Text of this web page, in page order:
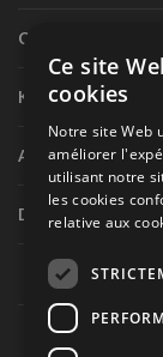
Circuit routier
Karting
Autres séries
Divers
Tous droits
Ce site
cookies
Notre site Web
améliorer
utilisant notre
les cookies
relative aux